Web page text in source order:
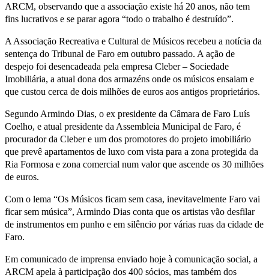
ARCM, observando que a associação existe há 20 anos, não tem
fins lucrativos e se parar agora “todo o trabalho é destruído”.
A Associação Recreativa e Cultural de Músicos recebeu a notícia da
sentença do Tribunal de Faro em outubro passado. A ação de
despejo foi desencadeada pela empresa Cleber – Sociedade
Imobiliária, a atual dona dos armazéns onde os músicos ensaiam e
que custou cerca de dois milhões de euros aos antigos proprietários.
Segundo Armindo Dias, o ex presidente da Câmara de Faro Luís
Coelho, e atual presidente da Assembleia Municipal de Faro, é
procurador da Cleber e um dos promotores do projeto imobiliário
que prevê apartamentos de luxo com vista para a zona protegida da
Ria Formosa e zona comercial num valor que ascende os 30 milhões
de euros.
Com o lema “Os Músicos ficam sem casa, inevitavelmente Faro vai
ficar sem música”, Armindo Dias conta que os artistas vão desfilar
de instrumentos em punho e em silêncio por várias ruas da cidade de
Faro.
Em comunicado de imprensa enviado hoje à comunicação social, a
ARCM apela à participação dos 400 sócios, mas também dos